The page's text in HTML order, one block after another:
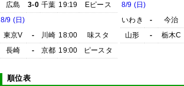
広島
3-0 千葉 19:19
Eピース
8/9 (日)
東京V
- 川崎 18:00
味スタ
長崎
- 京都 19:00 ピースタ
8/9 (日)
いわき
-
今治
山形
- 栃木C
順位表